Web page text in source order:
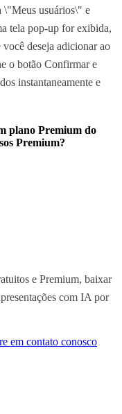
\"Meus usuários\" e
tela pop-up for exibida,
deseja adicionar ao
o botão Confirmar e
instantaneamente e
plano Premium do
Premium?
e Premium, baixar
com IA por
em contato conosco